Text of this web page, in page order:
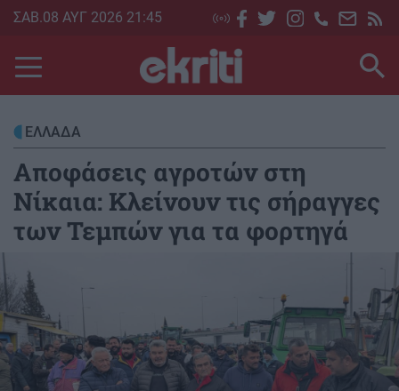
Skip
main
content
ΣΑΒ.08 ΑΥΓ 2026 21:45
ΕΛΛΑΔΑ
Αποφάσεις αγροτών στη
Νίκαια: Κλείνουν τις σήραγγες
των Τεμπών για τα φορτηγά